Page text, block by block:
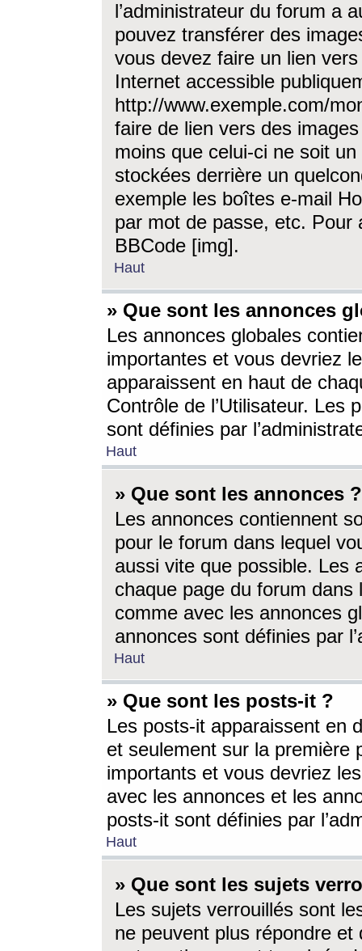
l’administrateur du forum a
pouvez transférer des
vous devez faire un lien
Internet accessible
http://www.exemple.com/
faire de lien vers des
moins que celui-ci ne soit
stockées derrière un
exemple les boîtes e-mail
par mot de passe, etc. Pour
BBCode [img].
Haut
» Que sont les annonces
Les annonces globales
importantes et vous devriez
apparaissent en haut de
Contrôle de l’Utilisateur. Les
sont définies par
Haut
» Que sont les annonces ?
Les annonces contiennent
pour le forum dans lequel
aussi vite que possible. Les
chaque page du forum dans
comme avec les annonces
annonces sont définies par
Haut
» Que sont les posts-it ?
Les posts-it apparaissent en
et seulement sur la première
importants et vous devriez
avec les annonces et les
posts-it sont définies par
Haut
» Que sont les sujets
Les sujets verrouillés sont
ne peuvent plus répondre